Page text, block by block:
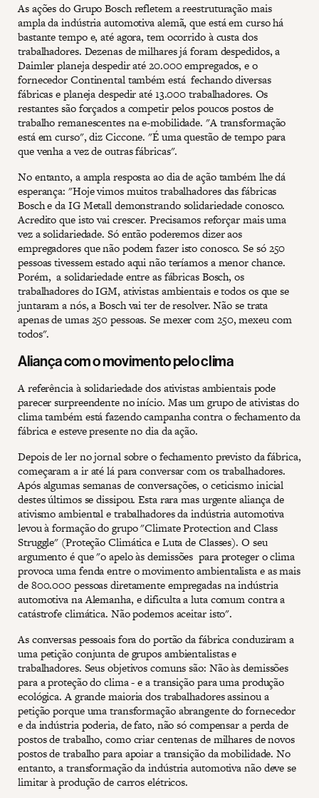
As ações do Grupo Bosch refletem a reestruturação mais
ampla da indústria automotiva alemã, que está em curso há
bastante tempo e, até agora, tem ocorrido à custa dos
trabalhadores. Dezenas de milhares já foram despedidos, a
Daimler planeja despedir até 20.000 empregados, e o
fornecedor Continental também está fechando diversas
fábricas e planeja despedir até 13.000 trabalhadores. Os
restantes são forçados a competir pelos poucos postos de
trabalho remanescentes na e-mobilidade. "A transformação
está em curso", diz Ciccone. "É uma questão de tempo para
que venha a vez de outras fábricas".
No entanto, a ampla resposta ao dia de ação também lhe dá
esperança: "Hoje vimos muitos trabalhadores das fábricas
Bosch e da IG Metall demonstrando solidariedade conosco.
Acredito que isto vai crescer. Precisamos reforçar mais uma
vez a solidariedade. Só então poderemos dizer aos
empregadores que não podem fazer isto conosco. Se só 250
pessoas tivessem estado aqui não teríamos a menor chance.
Porém, a solidariedade entre as fábricas Bosch, os
trabalhadores do IGM, ativistas ambientais e todos os que se
juntaram a nós, a Bosch vai ter de resolver. Não se trata
apenas de umas 250 pessoas. Se mexer com 250, mexeu com
todos".
Aliança com o movimento pelo clima
A referência à solidariedade dos ativistas ambientais pode
parecer surpreendente no início. Mas um grupo de ativistas do
clima também está fazendo campanha contra o fechamento da
fábrica e esteve presente no dia da ação.
Depois de ler no jornal sobre o fechamento previsto da fábrica,
começaram a ir até lá para conversar com os trabalhadores.
Após algumas semanas de conversações, o ceticismo inicial
destes últimos se dissipou. Esta rara mas urgente aliança de
ativismo ambiental e trabalhadores da indústria automotiva
levou à formação do grupo "Climate Protection and Class
Struggle" (Proteção Climática e Luta de Classes). O seu
argumento é que "o apelo às demissões para proteger o clima
provoca uma fenda entre o movimento ambientalista e as mais
de 800.000 pessoas diretamente empregadas na indústria
automotiva na Alemanha, e dificulta a luta comum contra a
catástrofe climática. Não podemos aceitar isto".
As conversas pessoais fora do portão da fábrica conduziram a
uma petição conjunta de grupos ambientalistas e
trabalhadores. Seus objetivos comuns são: Não às demissões
para a proteção do clima - e a transição para uma produção
ecológica. A grande maioria dos trabalhadores assinou a
petição porque uma transformação abrangente do fornecedor
e da indústria poderia, de fato, não só compensar a perda de
postos de trabalho, como criar centenas de milhares de novos
postos de trabalho para apoiar a transição da mobilidade. No
entanto, a transformação da indústria automotiva não deve se
limitar à produção de carros elétricos.